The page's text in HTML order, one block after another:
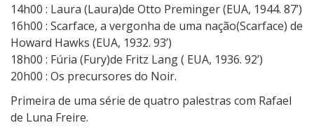
14h00 : Laura (Laura)de Otto Preminger (EUA, 1944. 87’)
16h00 : Scarface, a vergonha de uma nação(Scarface) de
Howard Hawks (EUA, 1932. 93’)
18h00 : Fúria (Fury)de Fritz Lang ( EUA, 1936. 92’)
20h00 : Os precursores do Noir.
Primeira de uma série de quatro palestras com Rafael
de Luna Freire.